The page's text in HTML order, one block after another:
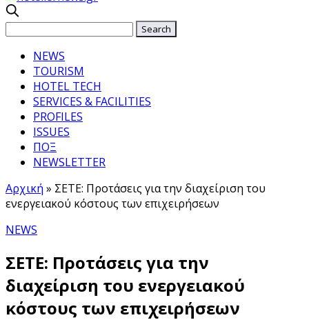
NEWS
TOURISM
HOTEL TECH
SERVICES & FACILITIES
PROFILES
ISSUES
ΠΟΞ
NEWSLETTER
Αρχική » ΣΕΤΕ: Προτάσεις για την διαχείριση του
ενεργειακού κόστους των επιχειρήσεων
NEWS
ΣΕΤΕ: Προτάσεις για την
διαχείριση του ενεργειακού
κόστους των επιχειρήσεων